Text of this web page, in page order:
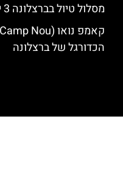
מסלול טיול בברצלונה 3 ימים
הכדורגל של ברצלונה